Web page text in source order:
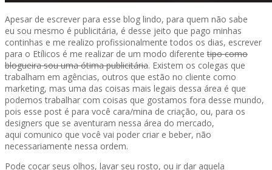
Apesar de escrever para esse blog lindo, para quem não sabe
eu sou mesmo é publicitária, é desse jeito que pago minhas
continhas e me realizo profissionalmente todos os dias, escrever
para o Etílicos é me realizar de um modo diferentetipo como
blogueira sou uma ótima publicitária. Existem os colegas que
trabalham em agências, outros que estão no cliente como
marketing, mas uma das coisas mais legais dessa área é que
podemos trabalhar com coisas que gostamos fora desse mundo,
pois esse post é para você cara/mina de criação, ou, para os
designers que se aventuram nessa área do mercado,
aqui comunico que você vai poder criar e beber, não
necessariamente nessa ordem.
Pode coçar seus olhos, lavar seu rosto, ou ir dar aquela